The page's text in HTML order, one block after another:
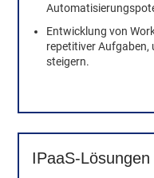
Entwicklung von
repetitiver Aufgaben,
steigern.
IPaaS-Lösungen